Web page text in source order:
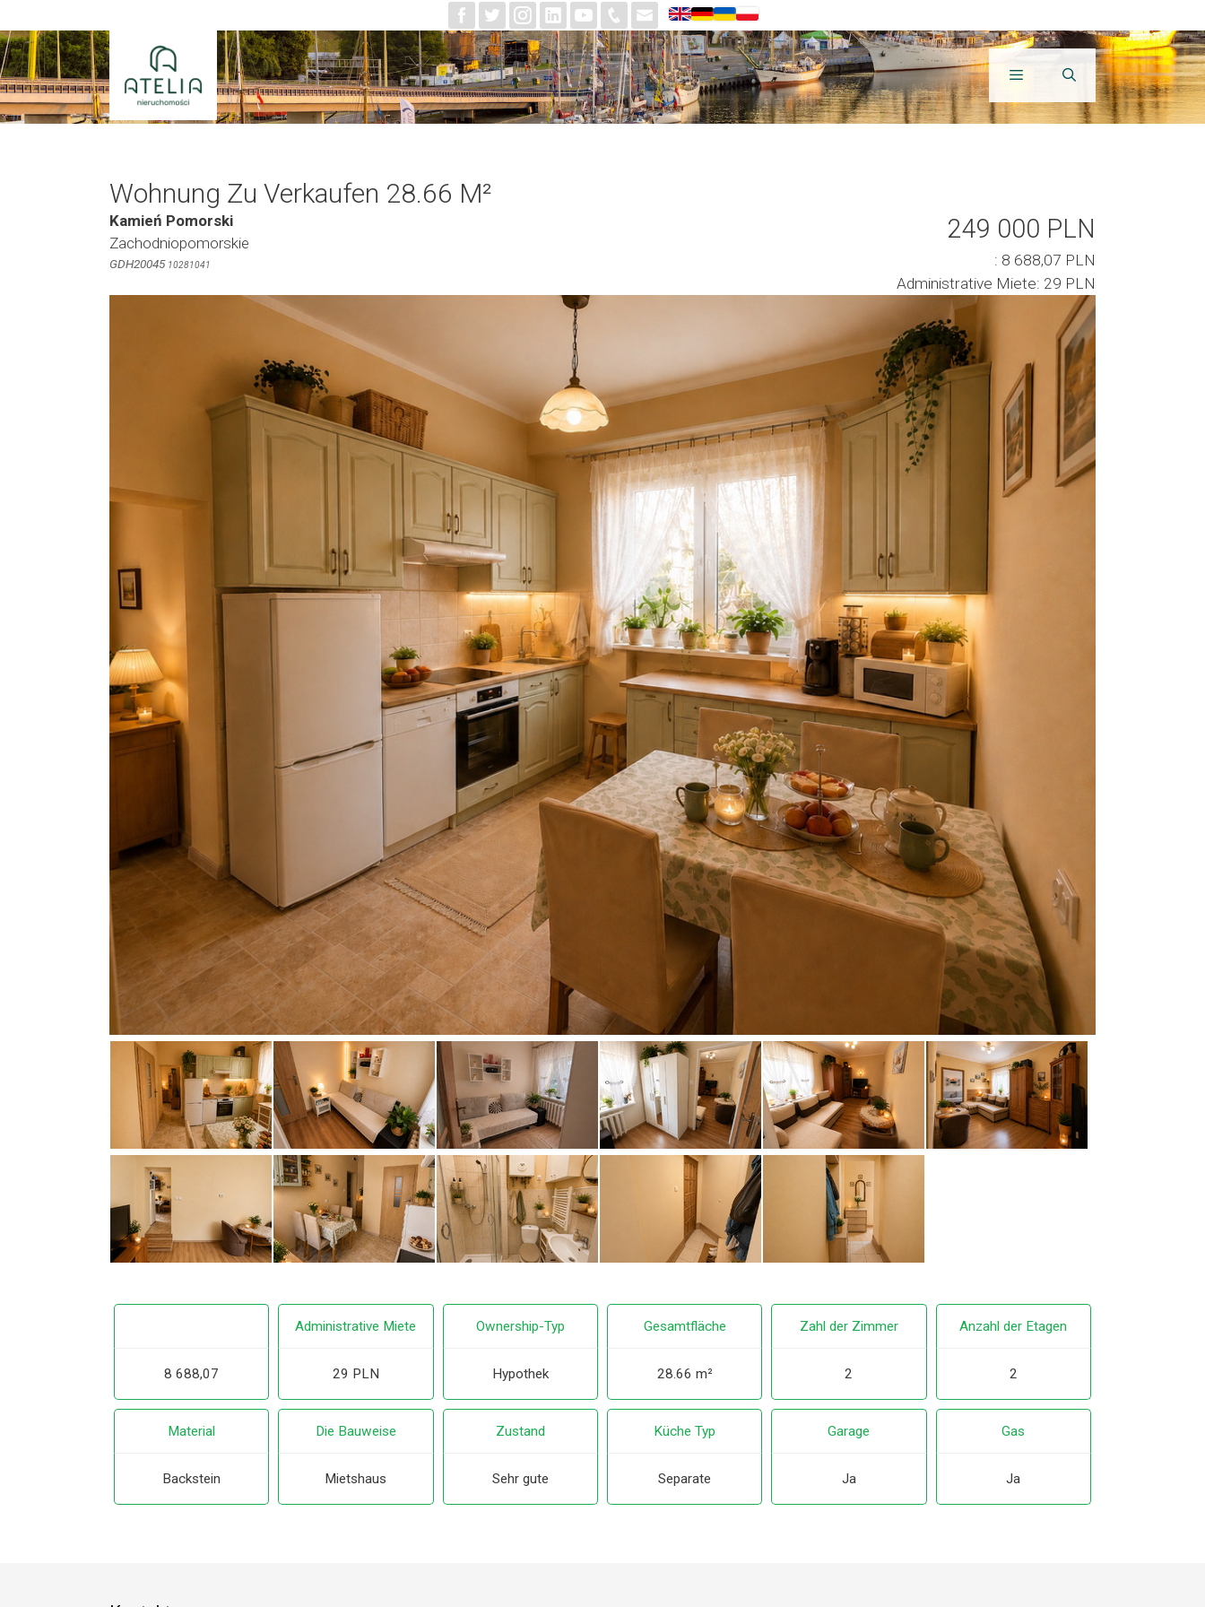
Inhalt
springen
Wohnung Zu Verkaufen 28.66 M²
Kamień Pomorski
Zachodniopomorskie
GDH20045 10281041
249 000 PLN
: 8 688,07 PLN
Administrative Miete: 29 PLN
8 688,07
Administrative Miete
29 PLN
Ownership-Typ
Hypothek
Gesamtfläche
28.66 m²
Zahl der Zimmer
2
Anzahl der Etagen
2
Material
Backstein
Die Bauweise
Mietshaus
Zustand
Sehr gute
Küche Typ
Separate
Garage
Ja
Gas
Ja